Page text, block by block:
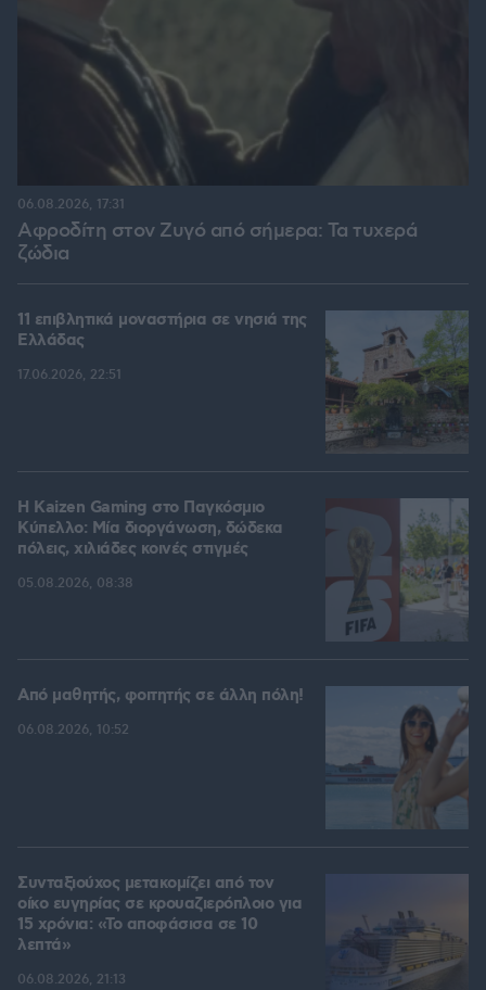
Αφροδίτη στον Ζυγό από σήμερα: Τα τυχερά
ζώδια
06.08.2026, 17:31
11 επιβλητικά μοναστήρια σε νησιά της
Ελλάδας
17.06.2026, 22:51
H Kaizen Gaming στο Παγκόσμιο
Kύπελλο: Μία διοργάνωση, δώδεκα
πόλεις, χιλιάδες κοινές στιγμές
05.08.2026, 08:38
Από μαθητής, φοιτητής σε άλλη πόλη!
06.08.2026, 10:52
Συνταξιούχος μετακομίζει από τον
οίκο ευγηρίας σε κρουαζιερόπλοιο για
15 χρόνια: «Το αποφάσισα σε 10
λεπτά»
06.08.2026, 21:13